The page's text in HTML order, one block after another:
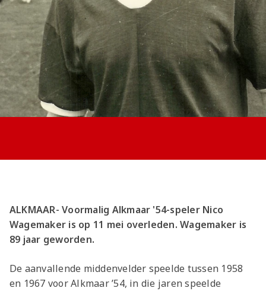
Jong AZ
Seizoenkaart
ALKMAAR- Voormalig Alkmaar '54-speler Nico
Wagemaker is op 11 mei overleden. Wagemaker is
89 jaar geworden.
De aanvallende middenvelder speelde tussen 1958
en 1967 voor Alkmaar ’54, in die jaren speelde